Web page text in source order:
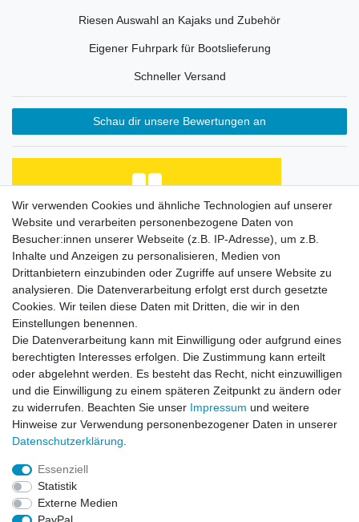
Riesen Auswahl an Kajaks und Zubehör
Eigener Fuhrpark für Bootslieferung
Schneller Versand
Schau dir unsere Bewertungen an
Alles bestens
Datum der Veröffentlichung: 25.07.2026
Datum der Kauferfahrung: 18.07.2026
253 Bewertungen
Impressum
Wir verwenden Cookies und ähnliche Technologien auf unserer
Website und verarbeiten personenbezogene Daten von
Besucher:innen unserer Webseite (z.B. IP-Adresse), um z.B.
Inhalte und Anzeigen zu personalisieren, Medien von
Drittanbietern einzubinden oder Zugriffe auf unsere Website zu
analysieren. Die Datenverarbeitung erfolgt erst durch gesetzte
Cookies. Wir teilen diese Daten mit Dritten, die wir in den
Einstellungen benennen.
Die Datenverarbeitung kann mit Einwilligung oder aufgrund eines
berechtigten Interesses erfolgen. Die Zustimmung kann erteilt
oder abgelehnt werden. Es besteht das Recht, nicht einzuwilligen
und die Einwilligung zu einem späteren Zeitpunkt zu ändern oder
zu widerrufen. Beachten Sie unser Impressum und weitere
Hinweise zur Verwendung personenbezogener Daten in unserer
Daten­schutz­erklärung
Essenziell
Statistik
Externe Medien